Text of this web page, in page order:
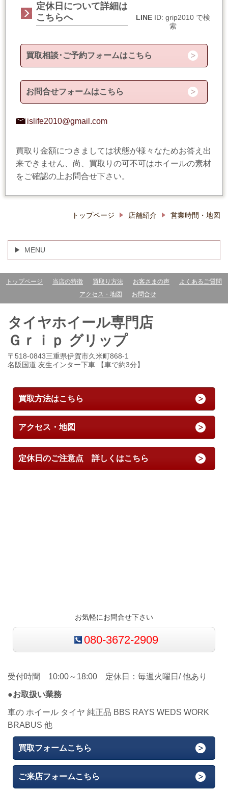
LINE ID: grip2010 で検
索
定休日について詳細は
こちらへ
買取相談･ご予約フォームはこちら
お問合せフォームはこちら
islife2010@gmail.com
買取り金額につきましては状態が様々なためお答え出
来できません、尚、買取りの可不可はホイールの素材
をご確認の上お問合せ下さい。
トップページ 店舗紹介 営業時間・地図
MENU
トップページ 当店の特徴 買取り方法 お客さまの声
よくあるご質問
アクセス・地図
お問合せ
タイヤホイール専門店
Ｇｒｉｐ グリップ
〒518-0843三重県伊賀市久米町868-1
名阪国道 友生インター下車 【車で約3分】
買取方法はこちら
アクセス・地図
定休日のご注意点 詳しくはこちら
お気軽にお問合せ下さい
080-3672-2909
受付時間 10:00～18:00 定休日：毎週火曜日/ 他あり
●お取扱い業務
車の ホイール タイヤ 純正品 BBS RAYS WEDS WORK
BRABUS 他
買取フォームこちら
ご来店フォームこちら